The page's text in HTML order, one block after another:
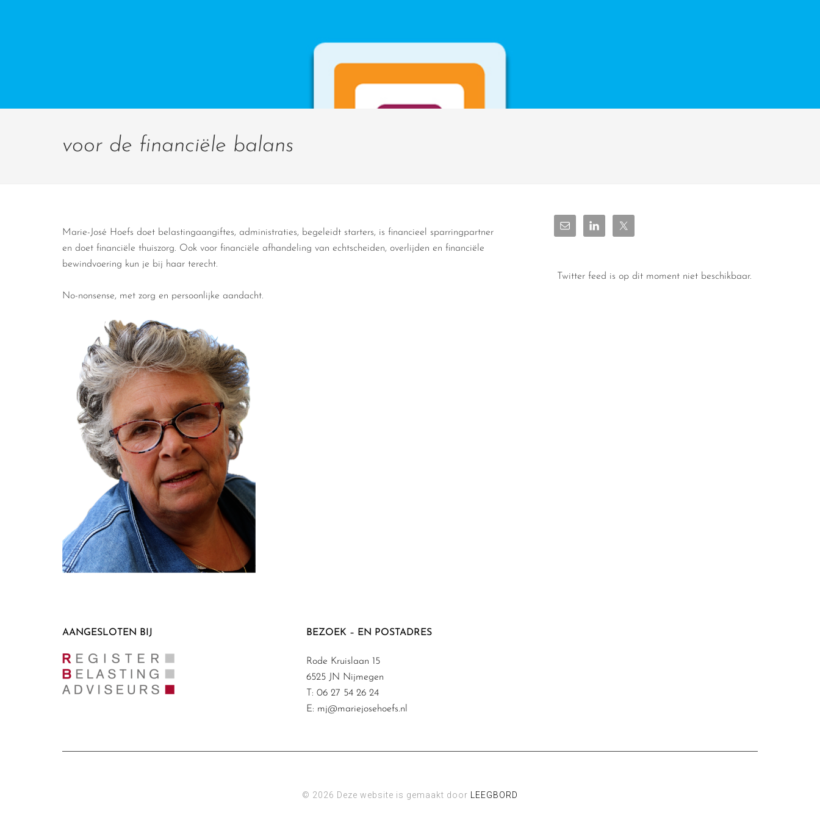
voor de financiële balans
Marie-José Hoefs doet belastingaangiftes, administraties, begeleidt starters, is financieel sparringpartner
en doet financiële thuiszorg. Ook voor financiële afhandeling van echtscheiden, overlijden en financiële
bewindvoering kun je bij haar terecht.
No-nonsense, met zorg en persoonlijke aandacht.
Twitter feed is op dit moment niet beschikbaar.
AANGESLOTEN BIJ BEZOEK – EN POSTADRES
Rode Kruislaan 15
6525 JN Nijmegen
T: 06 27 54 26 24
E: mj@mariejosehoefs.nl
© 2026 Deze website is gemaakt door LEEGBORD